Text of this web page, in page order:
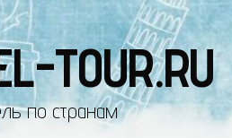
TOUR.RU
по странам